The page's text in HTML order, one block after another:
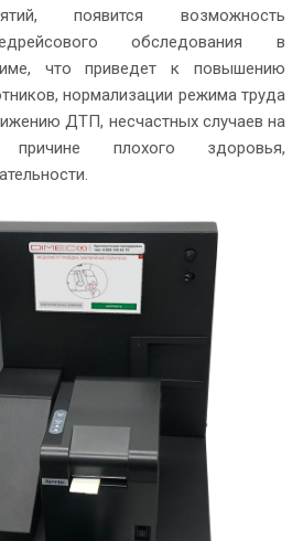
появится возможность
обследования в
что приведет к повышению
нормализации режима труда
ДТП, несчастных случаев на
плохого здоровья,